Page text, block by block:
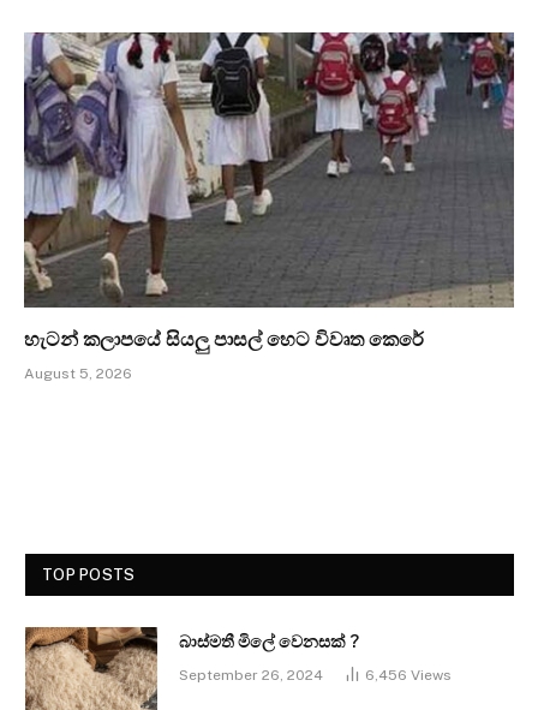
හැටන් කලාපයේ සියලු පාසල් හෙට විවෘත කෙරේ
August 5, 2026
TOP POSTS
බාස්මතී මිලේ වෙනසක් ?
September 26, 2024 6,456 Views